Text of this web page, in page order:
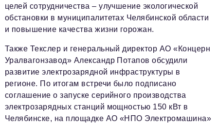
целей сотрудничества – улучшение экологической
обстановки в муниципалитетах Челябинской области
и повышение качества жизни горожан.
Также Текслер и генеральный директор АО «Концерн
Уралвагонзавод» Александр Потапов обсудили
развитие электрозарядной инфраструктуры в
регионе. По итогам встречи было подписано
соглашение о запуске серийного производства
электрозарядных станций мощностью 150 кВт в
Челябинске, на площадке АО «НПО Электромашина»